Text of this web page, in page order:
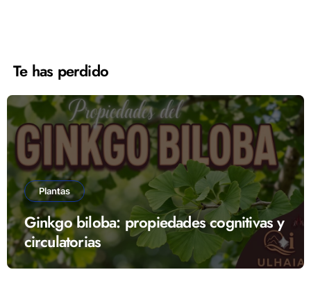
Te has perdido
Plantas
Ginkgo biloba: propiedades cognitivas y
circulatorias